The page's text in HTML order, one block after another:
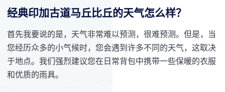
经典印加古道马丘比丘的天气怎么样？
首先我要说的是，天气非常难以预测，很难预测。但是，当
您经历众多的小气候时，您会遇到许多不同的天气，这取决
于地点。我们强烈建议您在日常背包中携带一些保暖的衣服
和优质的雨具。